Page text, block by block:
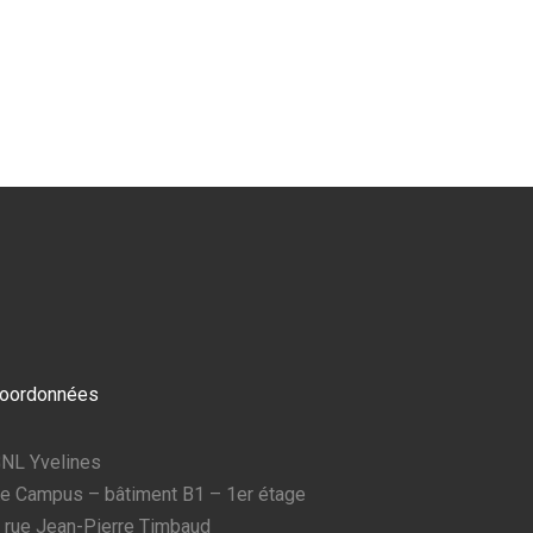
Yvelines
Campus – bâtiment B1 – 1er étage
rue Jean-Pierre Timbaud